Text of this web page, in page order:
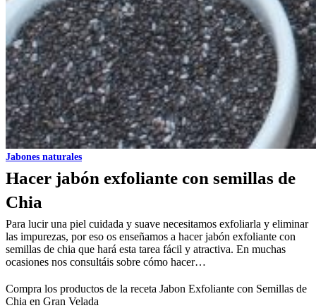
Jabones naturales
Hacer jabón exfoliante con semillas de
Chia
Para lucir una piel cuidada y suave necesitamos exfoliarla y eliminar
las impurezas, por eso os enseñamos a hacer jabón exfoliante con
semillas de chia que hará esta tarea fácil y atractiva. En muchas
ocasiones nos consultáis sobre cómo hacer…
Compra los productos de la receta Jabon Exfoliante con Semillas de
Chia en Gran Velada